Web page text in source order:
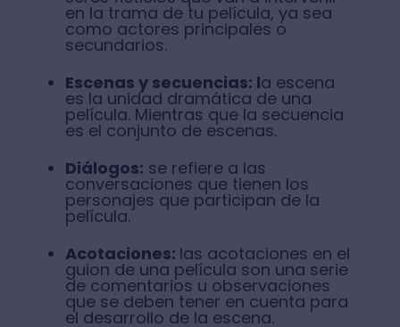
en la trama de tu película, ya sea
como actores principales o
secundarios.
Escenas y secuencias: la escena
es la unidad dramática de una
película. Mientras que la secuencia
es el conjunto de escenas.
Diálogos: se refiere a las
conversaciones que tienen los
personajes que participan de la
película.
Acotaciones: las acotaciones en el
guion de una película son una serie
de comentarios u observaciones
que se deben tener en cuenta para
el desarrollo de la escena.